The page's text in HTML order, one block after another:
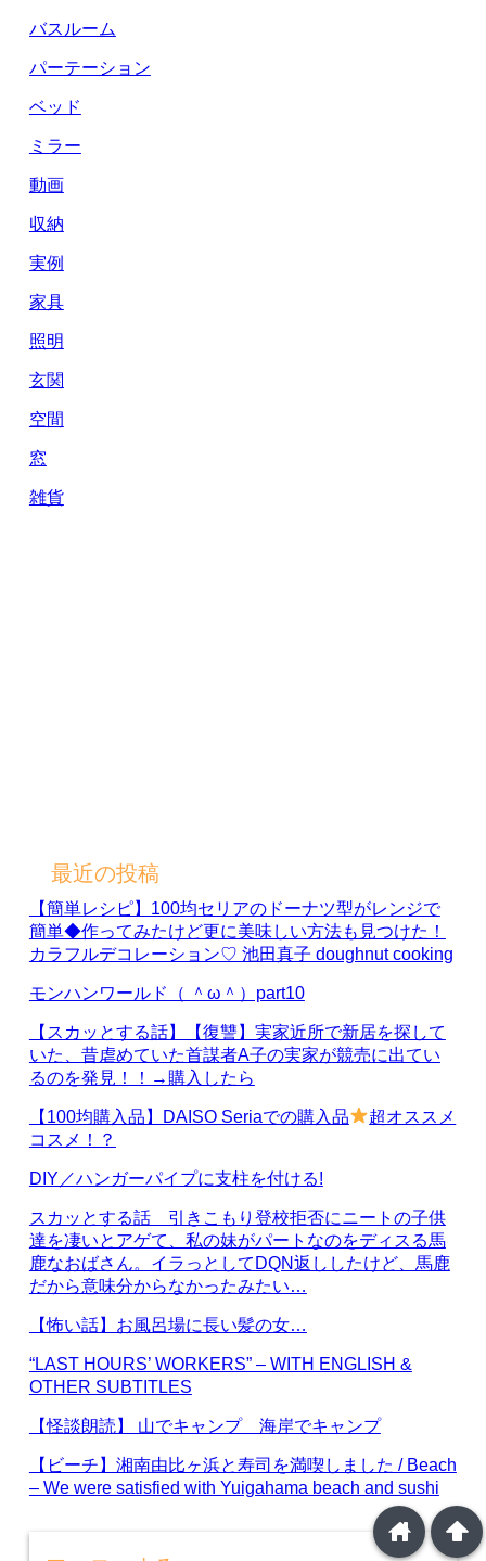
バスルーム
パーテーション
ベッド
ミラー
動画
収納
実例
家具
照明
玄関
空間
窓
雑貨
最近の投稿
【簡単レシピ】100均セリアのドーナツ型がレンジで
簡単◆作ってみたけど更に美味しい方法も見つけた！
カラフルデコレーション♡ 池田真子 doughnut cooking
モンハンワールド（ ＾ω＾）part10
【スカッとする話】【復讐】実家近所で新居を探して
いた、昔虐めていた首謀者A子の実家が競売に出てい
るのを発見！！→購入したら
【100均購入品】DAISO Seriaでの購入品
超オススメ
コスメ！？
DIY／ハンガーパイプに支柱を付ける!
スカッとする話 引きこもり登校拒否にニートの子供
達を凄いとアゲて、私の妹がパートなのをディスる馬
鹿なおばさん。イラっとしてDQN返ししたけど、馬鹿
だから意味分からなかったみたい…
【怖い話】お風呂場に長い髪の女…
“LAST HOURS’ WORKERS” – WITH ENGLISH &
OTHER SUBTITLES
【怪談朗読】 山でキャンプ 海岸でキャンプ
【ビーチ】湘南由比ヶ浜と寿司を満喫しました / Beach
– We were satisfied with Yuigahama beach and sushi
arrowup
home